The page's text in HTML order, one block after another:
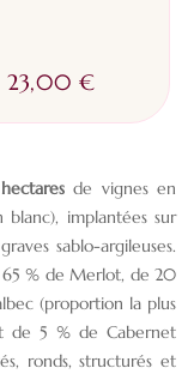
23,00 €
de vignes en
implantées sur
sablo-argileuses.
65 % de Merlot, de 20
(proportion la plus
de 5 % de Cabernet
ronds, structurés et